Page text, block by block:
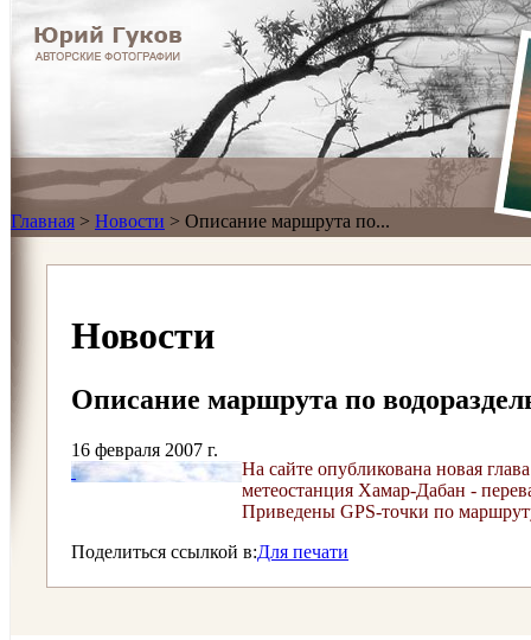
Главная > Новости > Описание маршрута по...
Новости
Описание маршрута по
16 февраля 2007 г.
На сайте опубликована новая
метеостанция Хамар-Дабан -
Приведены GPS-точки по
Поделиться ссылкой в:Для печати